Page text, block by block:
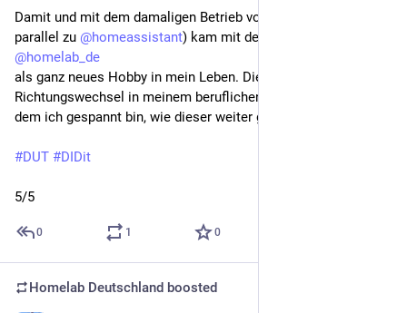
Damit und mit dem damaligen Betrieb von openHAB (heute
parallel zu @homeassistant
@homelab_de
als ganz neues Hobby in mein Leben. Dies leitete auch einen
Richtungswechsel in meinem beruflichen Werdegang ein, von
dem ich gespannt bin, wie dieser weiter gehen wird.
#DUT #DIDit
5/5
0 1 0
Homelab Deutschland boosted